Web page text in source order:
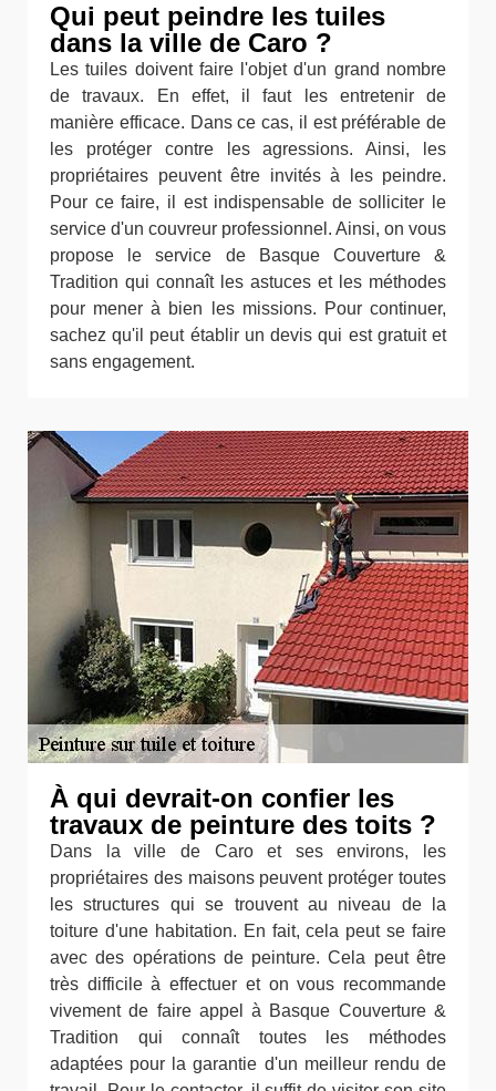
Qui peut peindre les tuiles
dans la ville de Caro ?
Les tuiles doivent faire l'objet d'un grand nombre
de travaux. En effet, il faut les entretenir de
manière efficace. Dans ce cas, il est préférable de
les protéger contre les agressions. Ainsi, les
propriétaires peuvent être invités à les peindre.
Pour ce faire, il est indispensable de solliciter le
service d'un couvreur professionnel. Ainsi, on vous
propose le service de Basque Couverture &
Tradition qui connaît les astuces et les méthodes
pour mener à bien les missions. Pour continuer,
sachez qu'il peut établir un devis qui est gratuit et
sans engagement.
À qui devrait-on confier les
travaux de peinture des toits ?
Dans la ville de Caro et ses environs, les
propriétaires des maisons peuvent protéger toutes
les structures qui se trouvent au niveau de la
toiture d'une habitation. En fait, cela peut se faire
avec des opérations de peinture. Cela peut être
très difficile à effectuer et on vous recommande
vivement de faire appel à Basque Couverture &
Tradition qui connaît toutes les méthodes
adaptées pour la garantie d'un meilleur rendu de